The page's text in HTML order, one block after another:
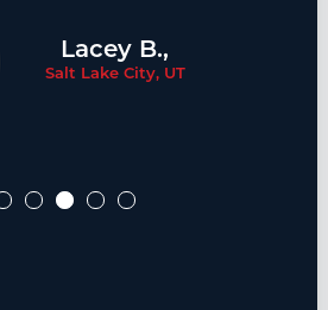
Lacey B.,
Salt Lake City, UT